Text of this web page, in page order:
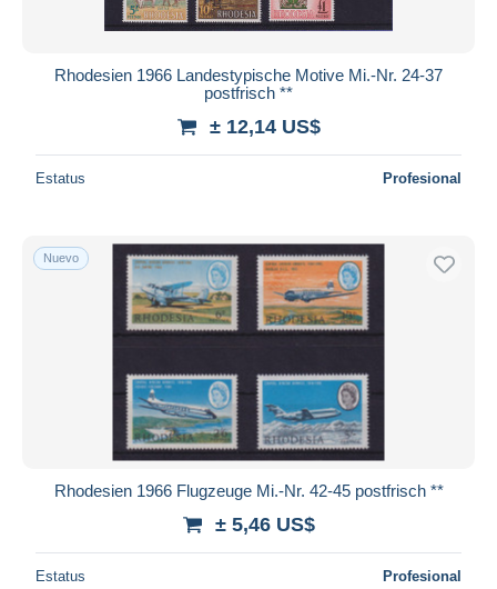
Rhodesien 1966 Landestypische Motive Mi.-Nr. 24-37
postfrisch **
± 12,14 US$
Estatus Profesional
Nuevo
Rhodesien 1966 Flugzeuge Mi.-Nr. 42-45 postfrisch **
± 5,46 US$
Estatus Profesional